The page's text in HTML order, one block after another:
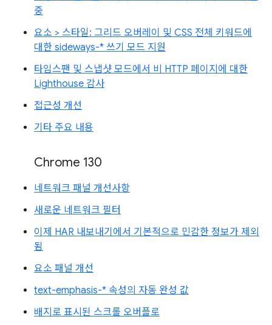
중
요소 > 스타일: 그리드 오버레이 및 CSS 전체 키워드에
대한 sideways-* 쓰기 모드 지원
타임스팬 및 스냅샷 모드에서 비 HTTP 페이지에 대한
Lighthouse 감사
접근성 개선
기타 주요 내용
Chrome 130
네트워크 패널 개선사항
새로운 네트워크 필터
이제 HAR 내보내기에서 기본적으로 민감한 정보가 제외
됨
요소 패널 개선
text-emphasis-* 속성의 자동 완성 값
배지로 표시된 스크롤 오버플로